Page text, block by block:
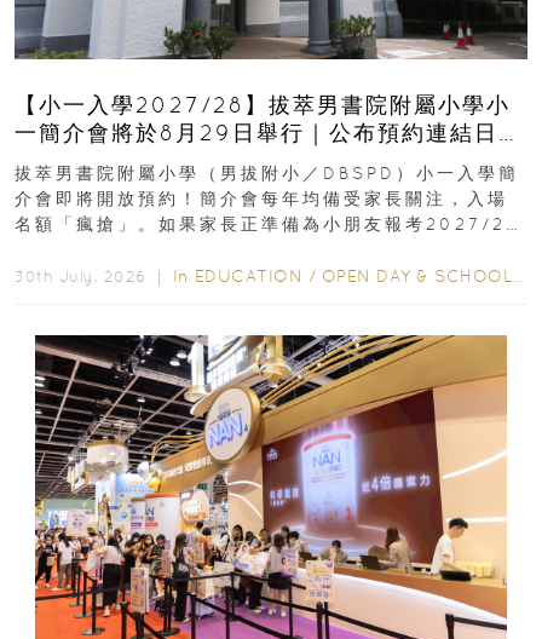
【小一入學2027/28】拔萃男書院附屬小學小
一簡介會將於8月29日舉行｜公布預約連結日期
｜更設有網上重溫
拔萃男書院附屬小學（男拔附小／DBSPD）小一入學簡
介會即將開放預約！簡介會每年均備受家長關注，入場
名額「瘋搶」。如果家長正準備為小朋友報考2027/28
30th July, 2026 ｜ In EDUCATION / OPEN DAY & SCHOOL EVENTS